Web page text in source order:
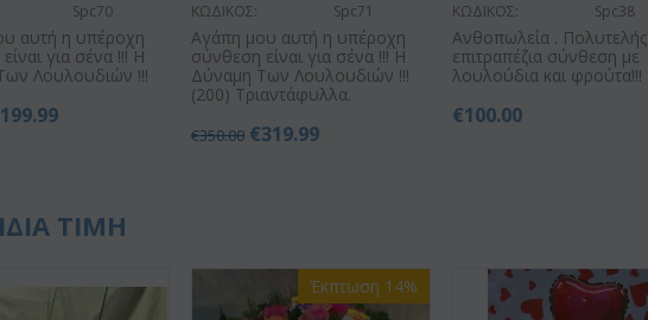
Spc70
αυτή η υπέροχη
για σένα !!! Η
Λουλουδιών !!!
199.99
ΚΩΔΙΚΟΣ: Spc71
Αγάπη μου αυτή η υπέροχη
σύνθεση είναι για σένα !!! Η
Δύναμη Των Λουλουδιών !!!
(200) Τριαντάφυλλα.
€350.00 €319.99
ΚΩΔΙΚΟΣ: Spc38
Ανθοπωλεία . Πολυτελής
επιτραπέζια σύνθεση με
λουλούδια και φρούτα!!!
€100.00
ΤΙΜΗ
Έκπτωση 14%